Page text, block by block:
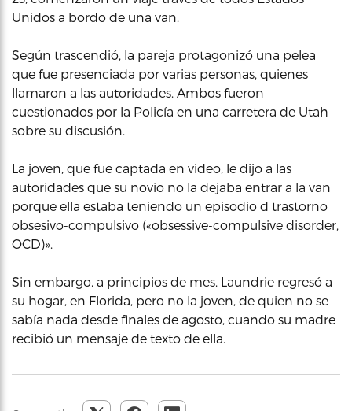
Unidos a bordo de una van.
Según trascendió, la pareja protagonizó una pelea
que fue presenciada por varias personas, quienes
llamaron a las autoridades. Ambos fueron
cuestionados por la Policía en una carretera de Utah
sobre su discusión.
La joven, que fue captada en video, le dijo a las
autoridades que su novio no la dejaba entrar a la van
porque ella estaba teniendo un episodio d trastorno
obsesivo-compulsivo («obsessive-compulsive disorder,
OCD)».
Sin embargo, a principios de mes, Laundrie regresó a
su hogar, en Florida, pero no la joven, de quien no se
sabía nada desde finales de agosto, cuando su madre
recibió un mensaje de texto de ella.